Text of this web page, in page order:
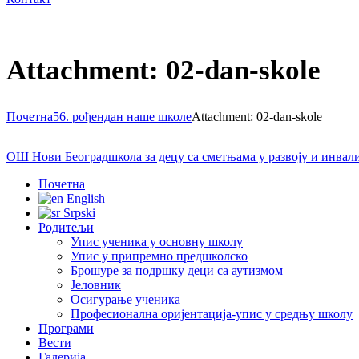
Attachment: 02-dan-skole
Почетна56. рођендан наше школеAttachment: 02-dan-skole
ОШ Нови Београдшкола за децу са сметњама у развоју и
Почетна
English
Srpski
Родитељи
Упис ученика у основну школу
Упис у припремно предшколско
Брошуре за подршку деци са аутизмом
Јеловник
Осигурање ученика
Професионална оријентација-упис у средњу школу
Програми
Вести